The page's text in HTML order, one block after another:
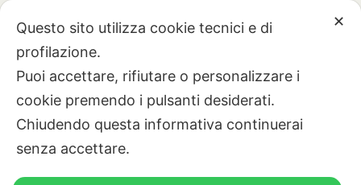
PRENOTA ORA ✕
Questo sito utilizza cookie tecnici e di
profilazione.
Puoi accettare, rifiutare o personalizzare i
cookie premendo i pulsanti desiderati.
Chiudendo questa informativa continuerai
senza accettare.